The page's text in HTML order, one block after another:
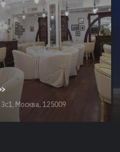
Москва, 125009